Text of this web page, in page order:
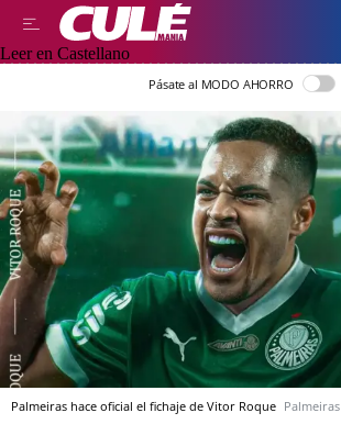
Leer en Castellano
Pásate al MODO AHORRO
Palmeiras hace oficial el fichaje de Vitor Roque Palmeiras